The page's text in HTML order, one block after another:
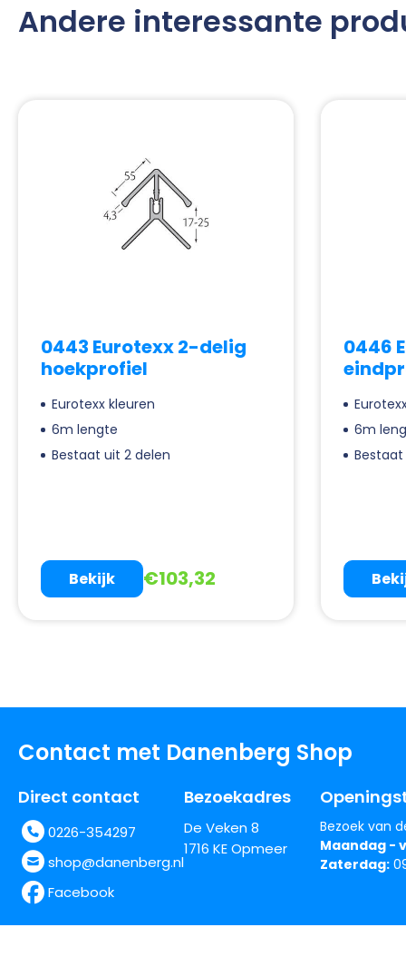
Andere interessante
0443 Eurotexx 2-delig
hoekprofiel
Eurotexx kleuren
6m lengte
Bestaat uit 2 delen
€103,32
Bekijk
0446
6m
Contact met Danenberg Shop
Direct contact
0226-354297
shop@danenberg.nl
Facebook
Bezoekadres
De Veken 8
1716 KE Opmeer
Bezoek van
Maandag -
Zaterdag: